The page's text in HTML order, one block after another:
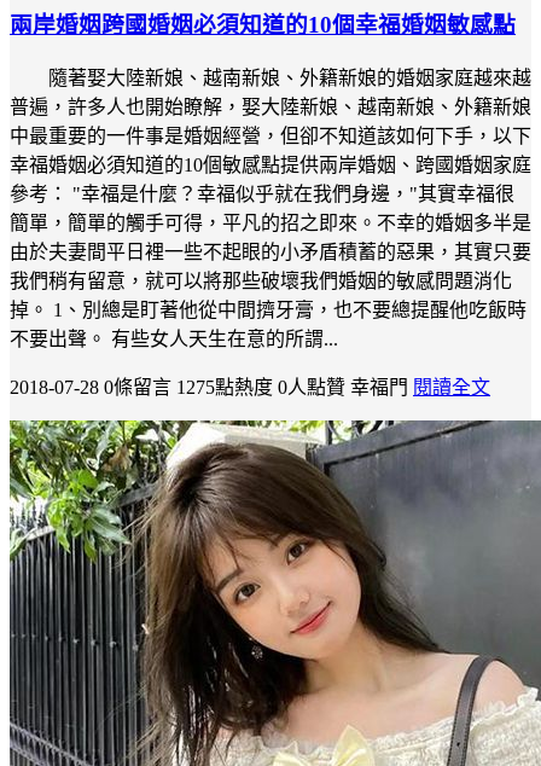
兩岸婚姻跨國婚姻必須知道的10個幸福婚姻敏感點
隨著娶大陸新娘、越南新娘、外籍新娘的婚姻家庭越來越
普遍，許多人也開始瞭解，娶大陸新娘、越南新娘、外籍新娘
中最重要的一件事是婚姻經營，但卻不知道該如何下手，以下
幸福婚姻必須知道的10個敏感點提供兩岸婚姻、跨國婚姻家庭
參考： "幸福是什麼？幸福似乎就在我們身邊，"其實幸福很
簡單，簡單的觸手可得，平凡的招之即來。不幸的婚姻多半是
由於夫妻間平日裡一些不起眼的小矛盾積蓄的惡果，其實只要
我們稍有留意，就可以將那些破壞我們婚姻的敏感問題消化
掉。 1、別總是盯著他從中間擠牙膏，也不要總提醒他吃飯時
不要出聲。 有些女人天生在意的所謂...
2018-07-28 0條留言 1275點熱度 0人點贊 幸福門 閱讀全文